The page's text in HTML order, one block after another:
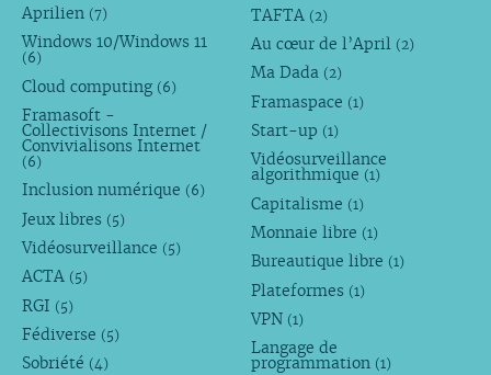
Aprilien (7)
Windows 10/Windows 11
(6)
Cloud computing (6)
Framasoft -
Collectivisons Internet /
Convivialisons Internet
(6)
Inclusion numérique (6)
Jeux libres (5)
Vidéosurveillance (5)
ACTA (5)
RGI (5)
Fédiverse (5)
Sobriété (4)
TAFTA (2)
Au cœur de l’April (2)
Ma Dada (2)
Framaspace (1)
Start-up (1)
Vidéosurveillance
algorithmique (1)
Capitalisme (1)
Monnaie libre (1)
Bureautique libre (1)
Plateformes (1)
VPN (1)
Langage de
programmation (1)